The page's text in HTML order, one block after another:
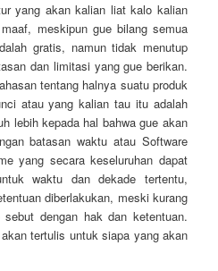
yang akan kalian liat kalo kalian
meskipun gue bilang semua
gratis, namun tidak menutup
dan limitasi yang gue berikan.
tentang halnya suatu produk
atau yang kalian tau itu adalah
lebih kepada hal bahwa gue akan
batasan waktu atau Software
yang secara keseluruhan dapat
waktu dan dekade tertentu,
diberlakukan, meski kurang
dengan hak dan ketentuan.
tertulis untuk siapa yang akan